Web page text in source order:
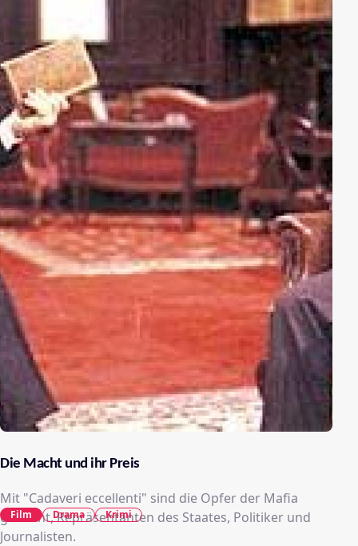
Die Macht und ihr Preis
Mit "Cadaveri eccellenti" sind die Opfer der Mafia
gemeint, Repräsentanten des Staates, Politiker und
Journalisten.
Film Drama Krimi